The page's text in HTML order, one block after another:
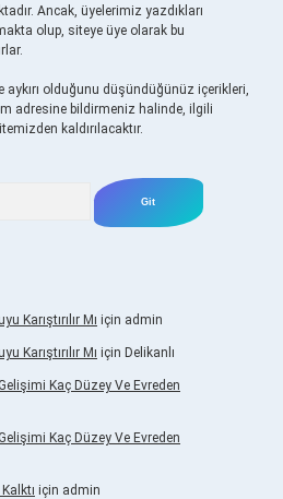
Ancak, üyelerimiz yazdıkları
olup, siteye üye olarak bu
aykırı olduğunu düşündüğünüz içerikleri,
adresine bildirmeniz halinde, ilgili
kaldırılacaktır.
Karıştırılır Mı için admin
Karıştırılır Mı için Delikanlı
Kaç Düzey Ve Evreden
Kaç Düzey Ve Evreden
için admin